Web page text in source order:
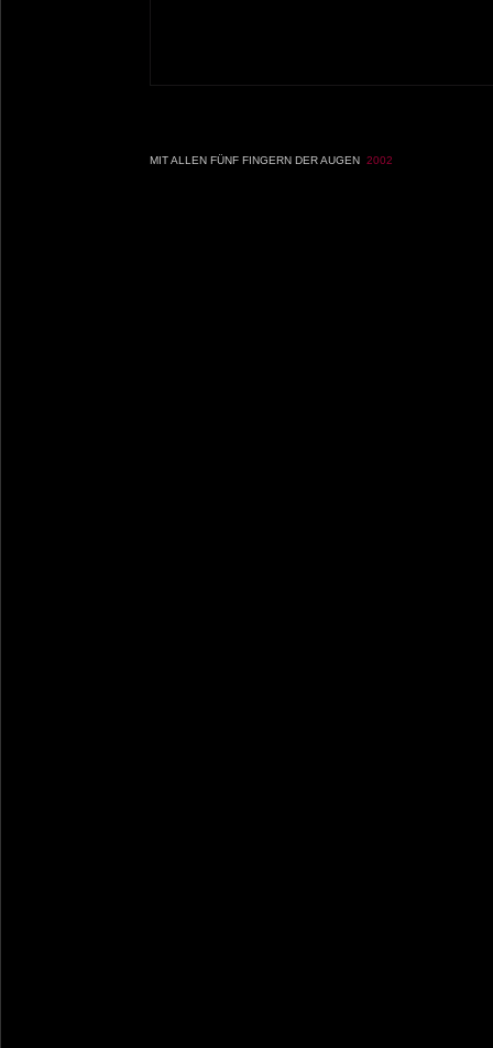
MIT ALLEN FÜNF FINGERN DER AUGEN 2002